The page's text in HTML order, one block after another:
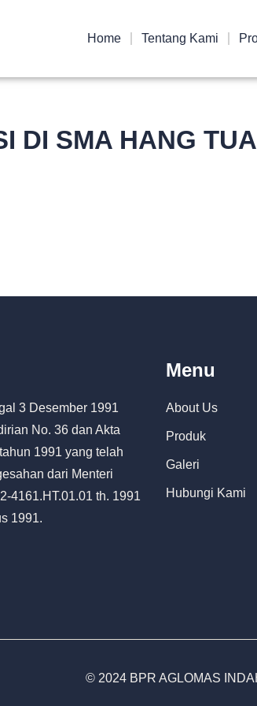
Home Tentang Kami
DI SMA HANG
3 Desember 1991
No. 36 dan Akta
1991 yang telah
dari Menteri
4161.HT.01.01 th. 1991
1991.
Menu
About Us
Produk
Galeri
Hubungi Kami
© 2024 BPR AGLOMAS